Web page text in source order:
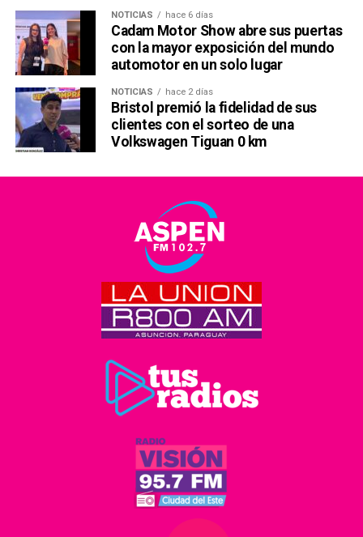
NOTICIAS hace 6 días
Cadam Motor Show abre sus puertas
con la mayor exposición del mundo
automotor en un solo lugar
NOTICIAS hace 2 días
Bristol premió la fidelidad de sus
clientes con el sorteo de una
Volkswagen Tiguan 0 km